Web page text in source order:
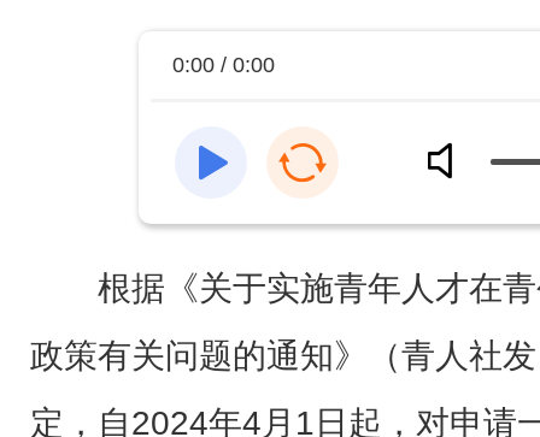
0:00 / 0:00
根据《关于实施青年人才在
政策有关问题的通知》（青人社
定，自2024年4月1日起，对申请